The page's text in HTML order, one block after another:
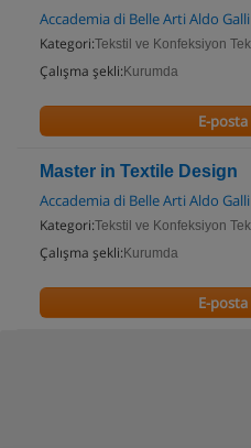
Accademia di Belle Arti Aldo
Kategori:Tekstil ve Konfeksiyon
Çalışma şekli: Kurumda
E-
Master in Textile Design
Accademia di Belle Arti Aldo
Kategori:Tekstil ve Konfeksiyon
Çalışma şekli: Kurumda
E-